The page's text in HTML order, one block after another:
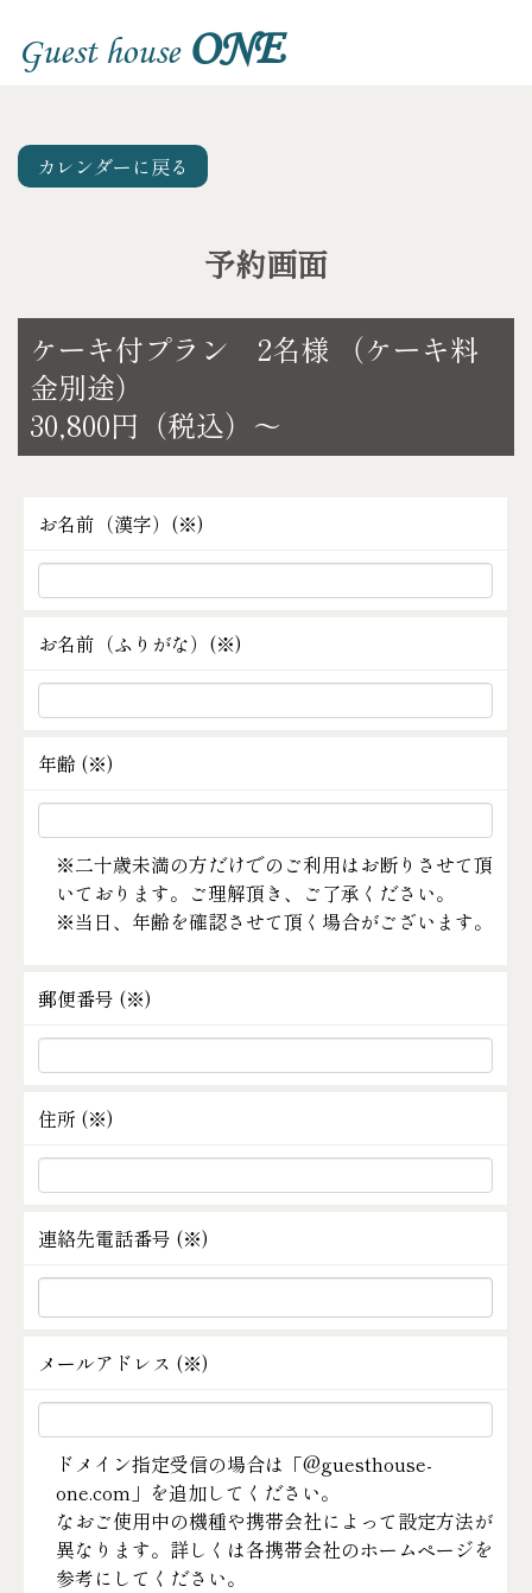
Guest house ONE
カレンダーに戻る
予約画面
ケーキ付プラン 2名様 （ケーキ料
金別途）
30,800円（税込）～
お名前（漢字）(※)
お名前（ふりがな）(※)
年齢 (※)
※二十歳未満の方だけでのご利用はお断りさせて頂
いております。ご理解頂き、ご了承ください。
※当日、年齢を確認させて頂く場合がございます。
郵便番号 (※)
住所 (※)
連絡先電話番号 (※)
メールアドレス (※)
ドメイン指定受信の場合は「@guesthouse-
one.com」を追加してください。
なおご使用中の機種や携帯会社によって設定方法が
異なります。詳しくは各携帯会社のホームページを
参考にしてください。